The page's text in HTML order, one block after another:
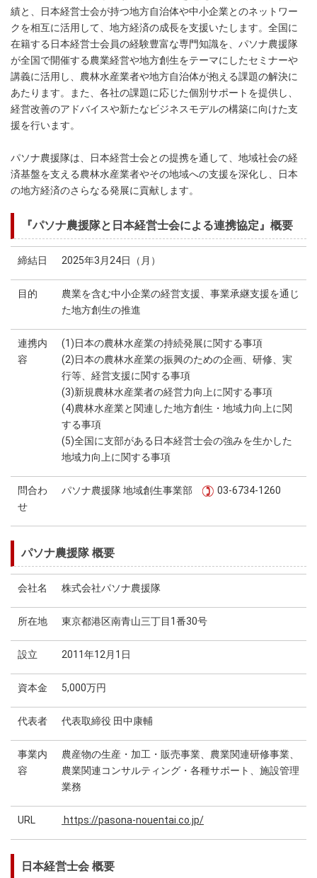
績と、日本経営士会が持つ地方自治体や中小企業とのネットワー
クを相互に活用して、地方経済の成長を支援いたします。全国に
在籍する日本経営士会員の経験豊富な専門知識を、パソナ農援隊
が全国で開催する農業経営や地方創生をテーマにしたセミナーや
講義に活用し、農林水産業者や地方自治体が抱える課題の解決に
あたります。また、各社の課題に応じた個別サポートを提供し、
経営改善のアドバイスや新たなビジネスモデルの構築に向けた支
援を行います。
パソナ農援隊は、日本経営士会との提携を通して、地域社会の経
済基盤を支える農林水産業者やその地域への支援を深化し、日本
の地方経済のさらなる発展に貢献します。
『パソナ農援隊と日本経営士会による連携協定』概要
締結日 2025年3月24日（月）
目的
農業を含む中小企業の経営支援、事業承継支援を通じ
た地方創生の推進
連携内
容
(1)日本の農林水産業の持続発展に関する事項
(2)日本の農林水産業の振興のための企画、研修、実
行等、経営支援に関する事項
(3)新規農林水産業者の経営力向上に関する事項
(4)農林水産業と関連した地方創生・地域力向上に関
する事項
(5)全国に支部がある日本経営士会の強みを生かした
地域力向上に関する事項
問合わ
せ
パソナ農援隊 地域創生事業部 03-6734-1260
パソナ農援隊 概要
会社名 株式会社パソナ農援隊
所在地 東京都港区南青山三丁目1番30号
設立 2011年12月1日
資本金 5,000万円
代表者 代表取締役 田中康輔
事業内
容
農産物の生産・加工・販売事業、農業関連研修事業、
農業関連コンサルティング・各種サポート、施設管理
業務
URL https://pasona-nouentai.co.jp/
日本経営士会 概要